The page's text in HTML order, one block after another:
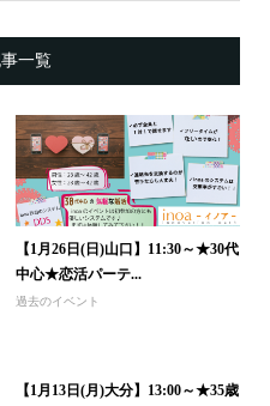
一覧
【1月26日(日)山口】11:30～★30代
中心★恋活パーテ...
過去のイベント
【1月13日(月)大分】13:00～★35歳